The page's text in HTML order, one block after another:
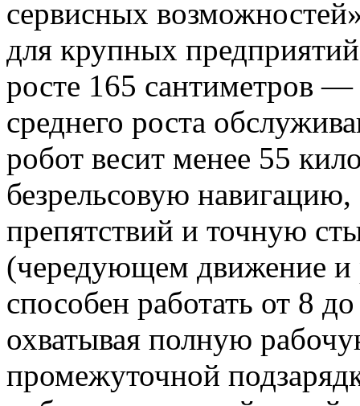
сервисных
для крупных
росте 165 сантиметров
среднего роста
робот весит менее 55
безрельсовую
препятствий и точную
(чередующем движение
способен работать от 8
охватывая полную
промежуточной